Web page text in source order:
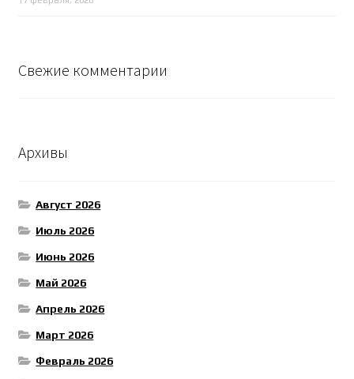
Свежие комментарии
Архивы
Август 2026
Июль 2026
Июнь 2026
Май 2026
Апрель 2026
Март 2026
Февраль 2026